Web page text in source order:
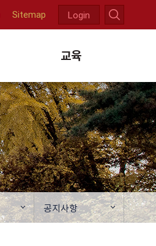
교육
Sitemap Login
공지사항